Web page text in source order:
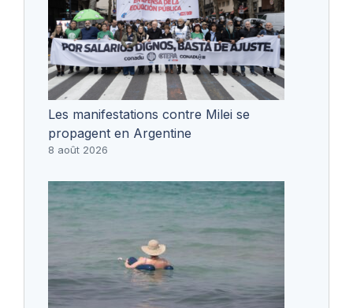
Les manifestations contre Milei se
propagent en Argentine
8 août 2026